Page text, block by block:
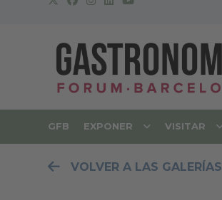
GFB EXPONER VISITAR
VOLVER A LAS GALERÍAS